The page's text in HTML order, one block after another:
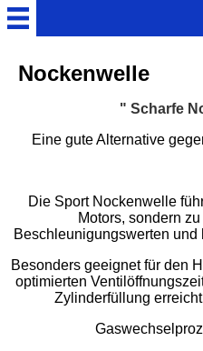
Home
Bilder aus dem OP.
Aufrüstung auf 90ccm
Gebrauchte-Fahrzeuge
Nockenwelle
" Scharfe
Eine gute Alternative
Die Sport Nockenwelle
Motors, sondern
Beschleunigungswerten
Besonders geeignet für den
optimierten
Zylinderfüllung